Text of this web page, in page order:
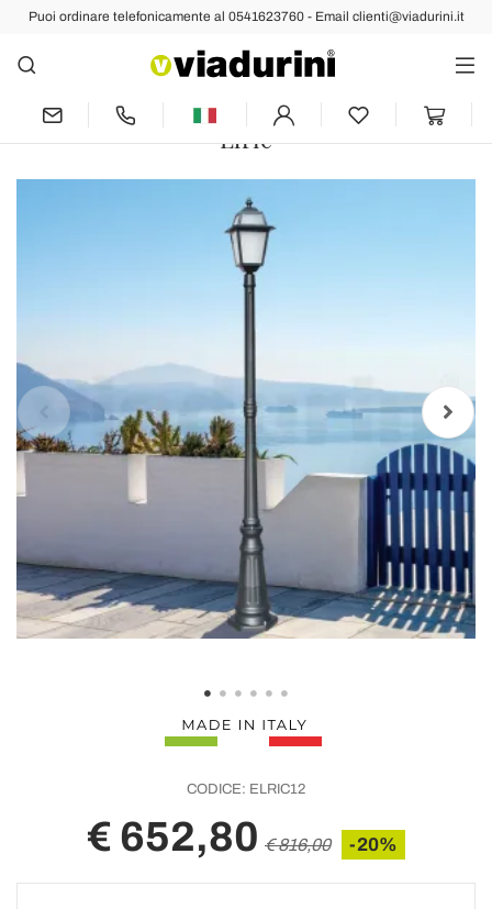
Puoi ordinare telefonicamente al 0541623760 - Email clienti@viadurini.it
Indietro Prec Succ
Lampione Alto 214 cm da Giardino in
Alluminio Antracite e Vetro Sabbiato -
Elric
CODICE: ELRIC12
€ 652,80 € 816,00 -20%